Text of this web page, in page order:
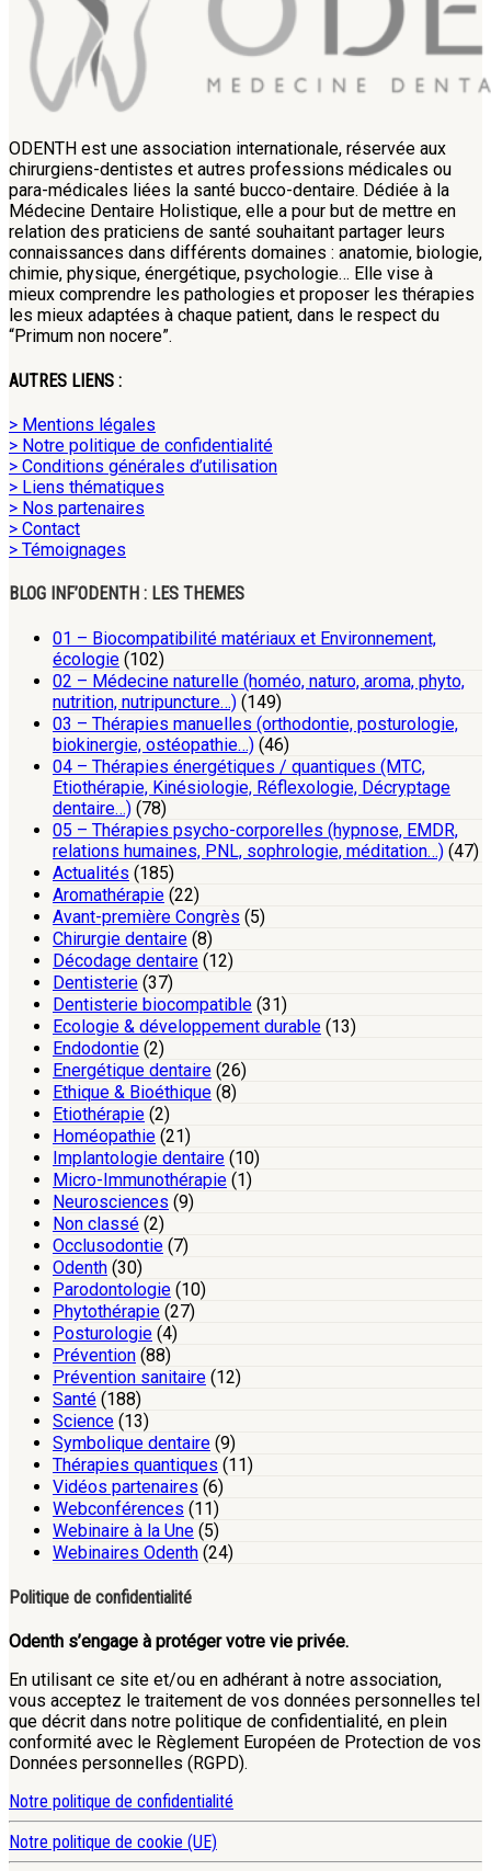
ODENTH est une association internationale, réservée aux
chirurgiens-dentistes et autres professions médicales ou
para-médicales liées la santé bucco-dentaire. Dédiée à la
Médecine Dentaire Holistique, elle a pour but de mettre en
relation des praticiens de santé souhaitant partager leurs
connaissances dans différents domaines : anatomie, biologie,
chimie, physique, énergétique, psychologie… Elle vise à
mieux comprendre les pathologies et proposer les thérapies
les mieux adaptées à chaque patient, dans le respect du
“Primum non nocere”.
AUTRES LIENS :
> Mentions légales
> Notre politique de confidentialité
> Conditions générales d’utilisation
> Liens thématiques
> Nos partenaires
> Contact
> Témoignages
BLOG INF’ODENTH : LES THEMES
01 – Biocompatibilité matériaux et Environnement,
écologie (102)
02 – Médecine naturelle (homéo, naturo, aroma, phyto,
nutrition, nutripuncture…) (149)
03 – Thérapies manuelles (orthodontie, posturologie,
biokinergie, ostéopathie…) (46)
04 – Thérapies énergétiques / quantiques (MTC,
Etiothérapie, Kinésiologie, Réflexologie, Décryptage
dentaire…) (78)
05 – Thérapies psycho-corporelles (hypnose, EMDR,
relations humaines, PNL, sophrologie, méditation…) (47)
Actualités (185)
Aromathérapie (22)
Avant-première Congrès (5)
Chirurgie dentaire (8)
Décodage dentaire (12)
Dentisterie (37)
Dentisterie biocompatible (31)
Ecologie & développement durable (13)
Endodontie (2)
Energétique dentaire (26)
Ethique & Bioéthique (8)
Etiothérapie (2)
Homéopathie (21)
Implantologie dentaire (10)
Micro-Immunothérapie (1)
Neurosciences (9)
Non classé (2)
Occlusodontie (7)
Odenth (30)
Parodontologie (10)
Phytothérapie (27)
Posturologie (4)
Prévention (88)
Prévention sanitaire (12)
Santé (188)
Science (13)
Symbolique dentaire (9)
Thérapies quantiques (11)
Vidéos partenaires (6)
Webconférences (11)
Webinaire à la Une (5)
Webinaires Odenth (24)
Politique de confidentialité
Odenth s’engage à protéger votre vie privée.
En utilisant ce site et/ou en adhérant à notre association,
vous acceptez le traitement de vos données personnelles tel
que décrit dans notre politique de confidentialité, en plein
conformité avec le Règlement Européen de Protection de vos
Données personnelles (RGPD).
Notre politique de confidentialité
Notre politique de cookie (UE)